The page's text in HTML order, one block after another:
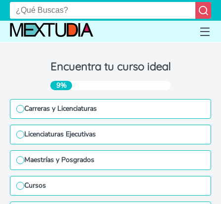
Encuentra tu curso ideal
9%
Carreras y Licenciaturas
Licenciaturas Ejecutivas
Maestrías y Posgrados
Cursos